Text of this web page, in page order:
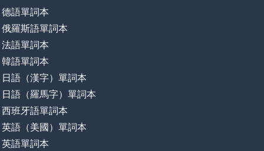
德語單詞本
俄羅斯語單詞本
法語單詞本
韓語單詞本
日語（漢字）單詞本
日語（羅馬字）單詞本
西班牙語單詞本
英語（美國）單詞本
英語單詞本